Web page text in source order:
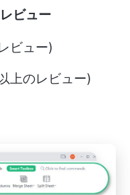
ビュー
ビュー)
上のレビュー)